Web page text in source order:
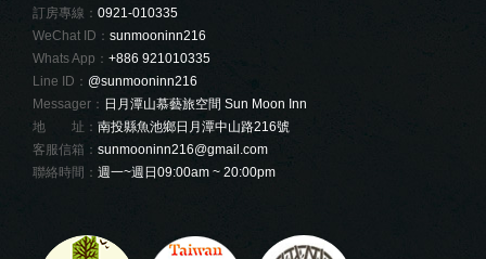
訂房專線： 0921-010335
WeChat ID： sunmooninn216
Whats App： +886 921010335
Line ID： @sunmooninn216
Messager： 日月潭山慕藝旅空間 Sun Moon Inn
地 址： 南投縣魚池鄉日月潭中山路216號
客服信箱： sunmooninn216@gmail.com
聯絡時間： 週一~週日09:00am ~ 20:00pm